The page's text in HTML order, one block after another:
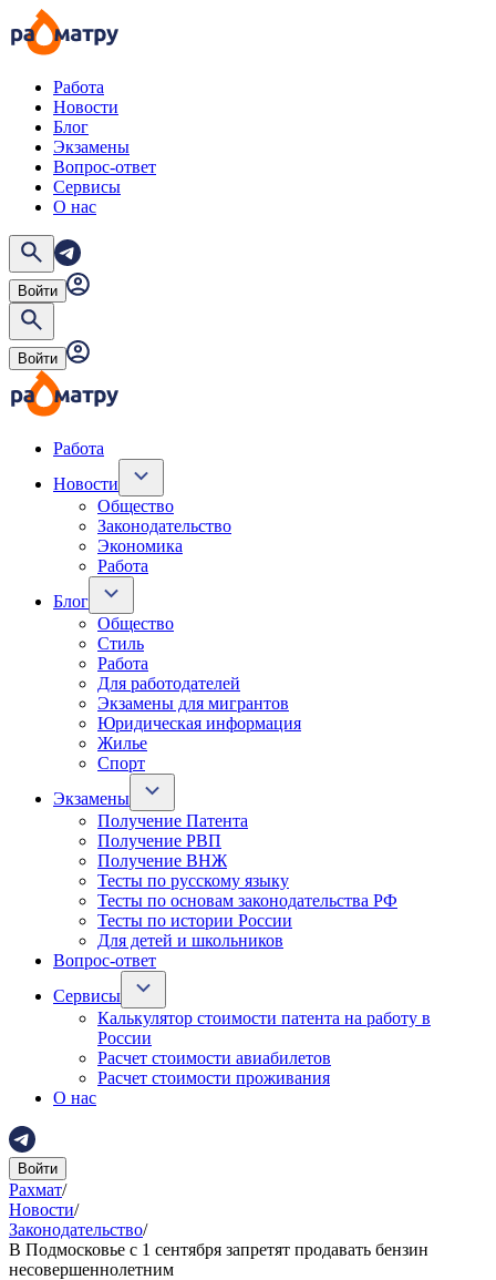
Работа
Новости
Блог
Экзамены
Вопрос-ответ
Сервисы
О нас
Войти
Войти
Работа
Новости
Общество
Законодательство
Экономика
Работа
Блог
Общество
Стиль
Работа
Для работодателей
Экзамены для мигрантов
Юридическая информация
Жилье
Спорт
Экзамены
Получение Патента
Получение РВП
Получение ВНЖ
Тесты по русскому языку
Тесты по основам законодательства РФ
Тесты по истории России
Для детей и школьников
Вопрос-ответ
Сервисы
Калькулятор стоимости патента на работу в
России
Расчет стоимости авиабилетов
Расчет стоимости проживания
О нас
Войти
Рахмат/
Новости/
Законодательство/
В Подмосковье с 1 сентября запретят продавать бензин
несовершеннолетним